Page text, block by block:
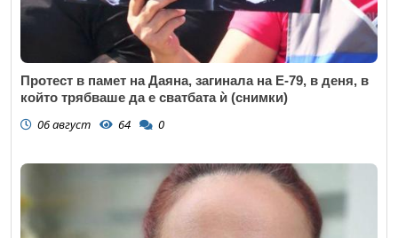
Протест в памет на Даяна, загинала на Е-79, в деня, в
който трябваше да е сватбата ѝ (снимки)
06 август 64 0